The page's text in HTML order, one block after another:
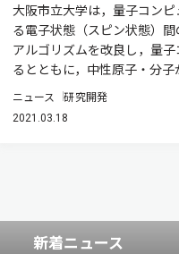
大阪市立大学は，量子コン
る電子状態（スピン状態）
アルゴリズムを改良し，量
るとともに，中性原子・分子
ニュース 研究開発
2021.03.18
新着ニュース